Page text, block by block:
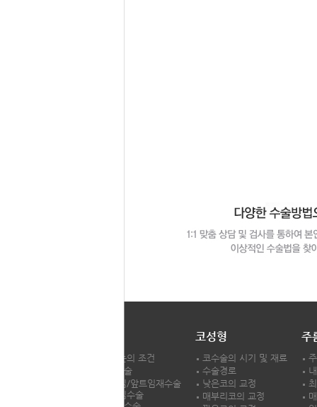
시원한 눈의 조건
쌍꺼풀수술
앞,뒷트임/앞트임재수술
앞,뒷트임수술
코성형
코수술의 시기 및 재료
수술경로
낮은코의 교정
매부리코의 교정
주